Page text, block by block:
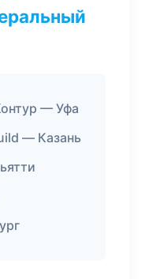
— Уфа
— Казань